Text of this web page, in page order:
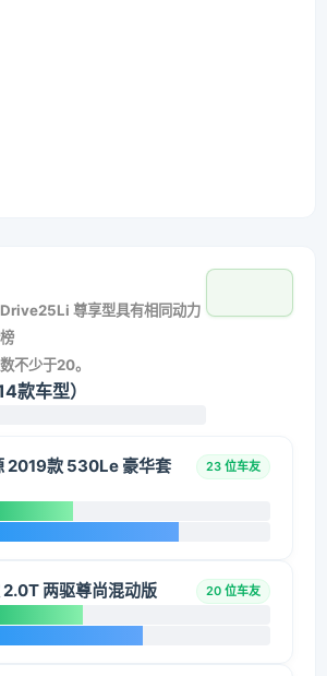
尊享型具有相同动力
不少于20。
款车型）
2019款 530Le 豪华套
23 位车友
两驱尊尚混动版 20 位车友